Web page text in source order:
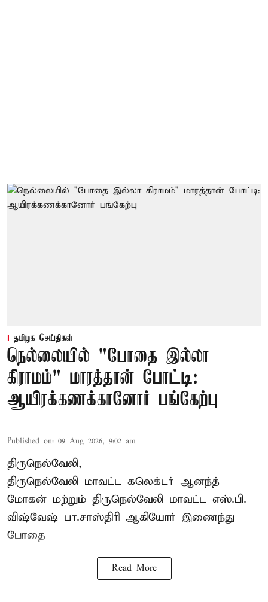
தமிழக செய்திகள்
நெல்லையில் "போதை இல்லா
கிராமம்" மாரத்தான் போட்டி:
ஆயிரக்கணக்கானோர் பங்கேற்பு
Published on: 09 Aug 2026, 9:02 am
திருநெல்வேலி,
திருநெல்வேலி மாவட்ட கலெக்டர் ஆனந்த்
மோகன் மற்றும் திருநெல்வேலி மாவட்ட எஸ்.பி.
விஷ்வேஷ் பா.சாஸ்திரி ஆகியோர் இணைந்து
போதை
Read More